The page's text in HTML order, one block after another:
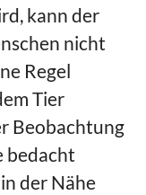
kann der
nicht
Regel
Tier
Beobachtung
bedacht
der Nähe